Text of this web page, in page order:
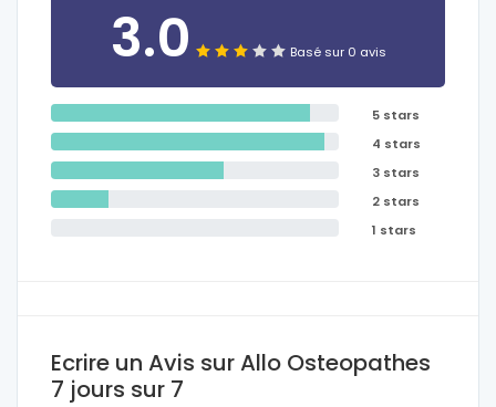
3.0 Basé sur 0 avis
5 stars
4 stars
3 stars
2 stars
1 stars
Ecrire un Avis sur Allo Osteopathes
7 jours sur 7